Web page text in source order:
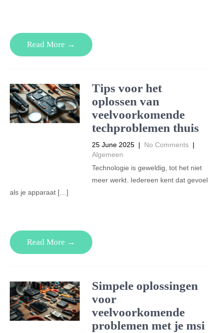
Read More →
Tips voor het
oplossen van
veelvoorkomende
techproblemen thuis
25 June 2025 | No Comments |
Algemeen
Technologie is geweldig, tot het niet
meer werkt. Iedereen kent dat gevoel
als je apparaat […]
Read More →
Simpele oplossingen
voor
veelvoorkomende
problemen met je msi